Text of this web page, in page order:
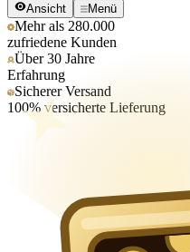
Ansicht Menü
Mehr als 280.000
zufriedene Kunden
Über 30 Jahre
Erfahrung
Sicherer Versand
100% versicherte Lieferung